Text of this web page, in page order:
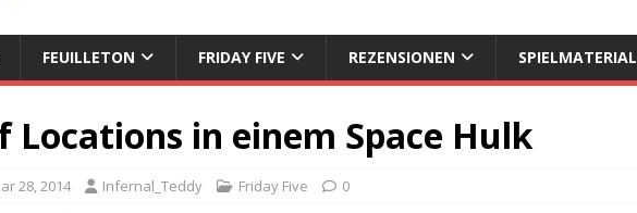
FEUILLETON FRIDAY FIVE REZENSIONEN SPIELMATERIAL
Locations in einem Space Hulk
28, 2014 Infernal_Teddy Friday Five 0